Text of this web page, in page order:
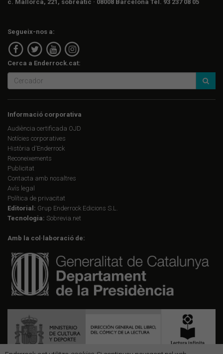
c. Mallorca, 221, sobreàtic · 08008 Barcelona Tel. 93 237 08 05
Segueix-nos a:
Cerca a Enderrock.cat:
Informació corporativa
Audiència certificada OJD
Notícies corporatives
Història d'Enderrock
Reconeixements
Publicitat
Contacta amb nosaltres
Avís legal
Política de privacitat
Editorial: Grup Enderrock Edicions S.L.
Tecnologia: Sobrevia.net
Amb la col·laboració de: